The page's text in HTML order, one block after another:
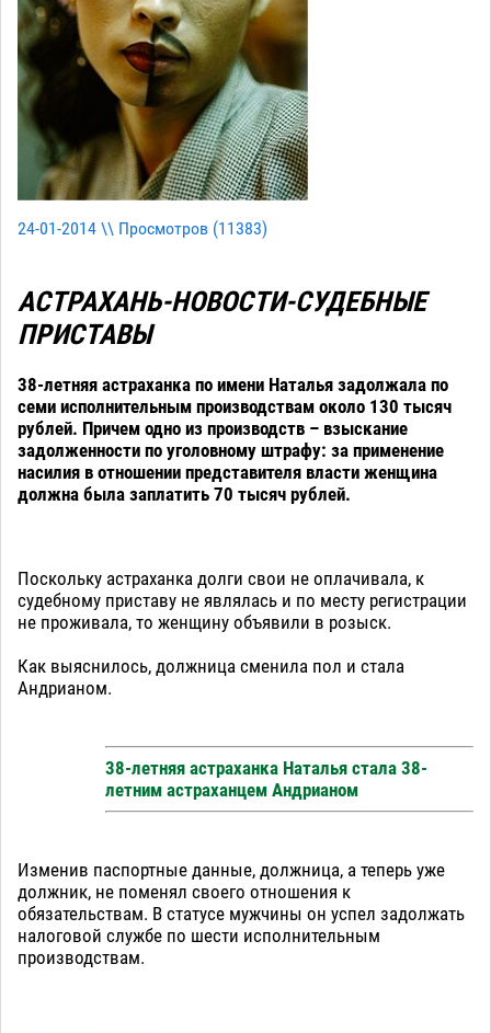
24-01-2014 \\ Просмотров (11383)
АСТРАХАНЬ-НОВОСТИ-СУДЕБНЫЕ
ПРИСТАВЫ
38-летняя астраханка по имени Наталья задолжала по
семи исполнительным производствам около 130 тысяч
рублей. Причем одно из производств – взыскание
задолженности по уголовному штрафу: за применение
насилия в отношении представителя власти женщина
должна была заплатить 70 тысяч рублей.
Поскольку астраханка долги свои не оплачивала, к
судебному приставу не являлась и по месту регистрации
не проживала, то женщину объявили в розыск.
Как выяснилось, должница сменила пол и стала
Андрианом.
38-летняя астраханка Наталья стала 38-
летним астраханцем Андрианом
Изменив паспортные данные, должница, а теперь уже
должник, не поменял своего отношения к
обязательствам. В статусе мужчины он успел задолжать
налоговой службе по шести исполнительным
производствам.